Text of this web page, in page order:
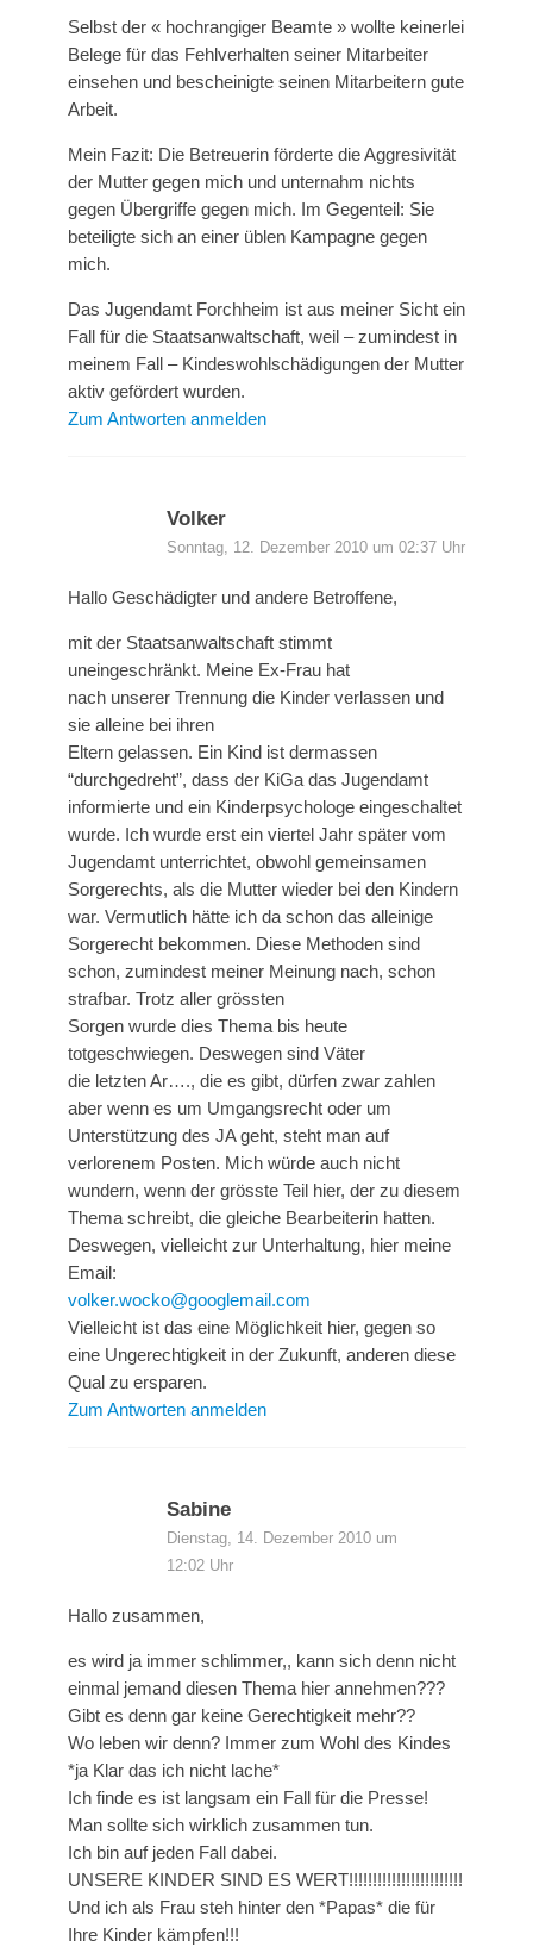
Selbst der « hochrangiger Beamte » wollte keinerlei
Belege für das Fehlverhalten seiner Mitarbeiter
einsehen und bescheinigte seinen Mitarbeitern gute
Arbeit.
Mein Fazit: Die Betreuerin förderte die Aggresivität
der Mutter gegen mich und unternahm nichts
gegen Übergriffe gegen mich. Im Gegenteil: Sie
beteiligte sich an einer üblen Kampagne gegen
mich.
Das Jugendamt Forchheim ist aus meiner Sicht ein
Fall für die Staatsanwaltschaft, weil – zumindest in
meinem Fall – Kindeswohlschädigungen der Mutter
aktiv gefördert wurden.
Zum Antworten anmelden
Volker
Sonntag, 12. Dezember 2010 um 02:37 Uhr
Hallo Geschädigter und andere Betroffene,
mit der Staatsanwaltschaft stimmt
uneingeschränkt. Meine Ex-Frau hat
nach unserer Trennung die Kinder verlassen und
sie alleine bei ihren
Eltern gelassen. Ein Kind ist dermassen
“durchgedreht”, dass der KiGa das Jugendamt
informierte und ein Kinderpsychologe eingeschaltet
wurde. Ich wurde erst ein viertel Jahr später vom
Jugendamt unterrichtet, obwohl gemeinsamen
Sorgerechts, als die Mutter wieder bei den Kindern
war. Vermutlich hätte ich da schon das alleinige
Sorgerecht bekommen. Diese Methoden sind
schon, zumindest meiner Meinung nach, schon
strafbar. Trotz aller grössten
Sorgen wurde dies Thema bis heute
totgeschwiegen. Deswegen sind Väter
die letzten Ar…., die es gibt, dürfen zwar zahlen
aber wenn es um Umgangsrecht oder um
Unterstützung des JA geht, steht man auf
verlorenem Posten. Mich würde auch nicht
wundern, wenn der grösste Teil hier, der zu diesem
Thema schreibt, die gleiche Bearbeiterin hatten.
Deswegen, vielleicht zur Unterhaltung, hier meine
Email:
volker.wocko@googlemail.com
Vielleicht ist das eine Möglichkeit hier, gegen so
eine Ungerechtigkeit in der Zukunft, anderen diese
Qual zu ersparen.
Zum Antworten anmelden
Sabine
Dienstag, 14. Dezember 2010 um
12:02 Uhr
Hallo zusammen,
es wird ja immer schlimmer,, kann sich denn nicht
einmal jemand diesen Thema hier annehmen???
Gibt es denn gar keine Gerechtigkeit mehr??
Wo leben wir denn? Immer zum Wohl des Kindes
*ja Klar das ich nicht lache*
Ich finde es ist langsam ein Fall für die Presse!
Man sollte sich wirklich zusammen tun.
Ich bin auf jeden Fall dabei.
UNSERE KINDER SIND ES WERT!!!!!!!!!!!!!!!!!!!!!!!!
Und ich als Frau steh hinter den *Papas* die für
Ihre Kinder kämpfen!!!